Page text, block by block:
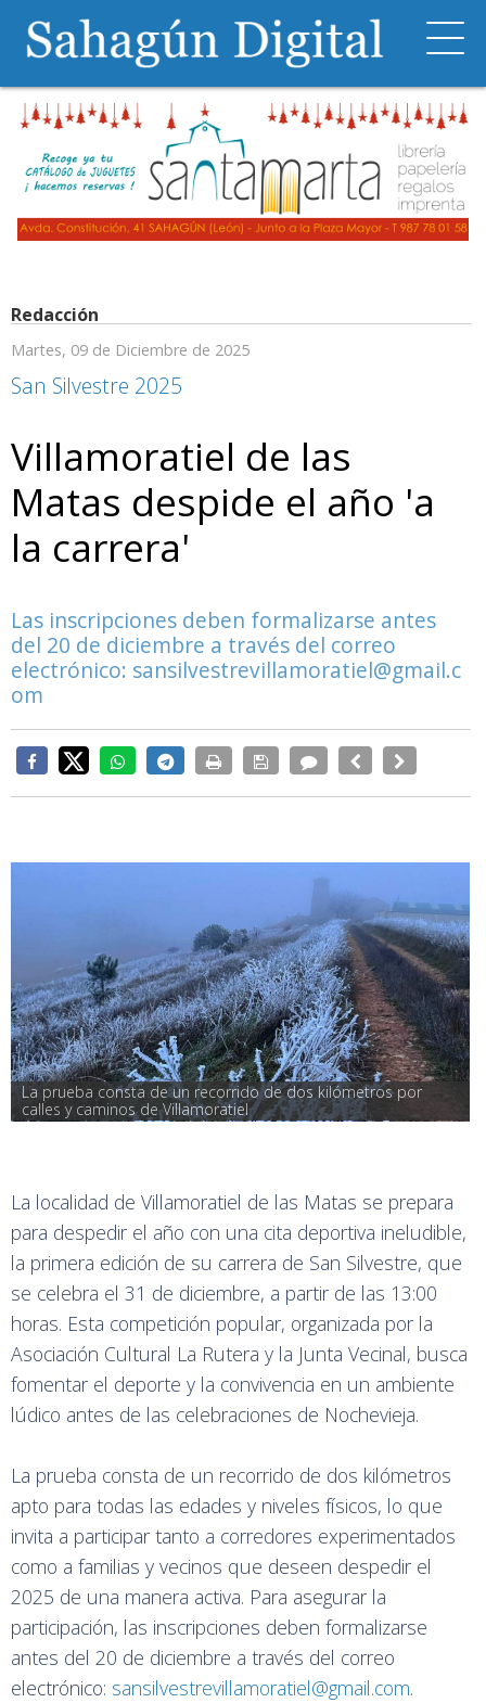
Redacción
Martes, 09 de Diciembre de 2025
San Silvestre 2025
Villamoratiel de las
Matas despide el año 'a
la carrera'
Las inscripciones deben formalizarse antes
del 20 de diciembre a través del correo
electrónico: sansilvestrevillamoratiel@gmail.c
om
La prueba consta de un recorrido de dos kilómetros por
calles y caminos de Villamoratiel
La localidad de Villamoratiel de las Matas se prepara
para despedir el año con una cita deportiva ineludible,
la primera edición de su carrera de San Silvestre, que
se celebra el 31 de diciembre, a partir de las 13:00
horas. Esta competición popular, organizada por la
Asociación Cultural La Rutera y la Junta Vecinal, busca
fomentar el deporte y la convivencia en un ambiente
lúdico antes de las celebraciones de Nochevieja.
La prueba consta de un recorrido de dos kilómetros
apto para todas las edades y niveles físicos, lo que
invita a participar tanto a corredores experimentados
como a familias y vecinos que deseen despedir el
2025 de una manera activa. Para asegurar la
participación, las inscripciones deben formalizarse
antes del 20 de diciembre a través del correo
electrónico: sansilvestrevillamoratiel@gmail.com.